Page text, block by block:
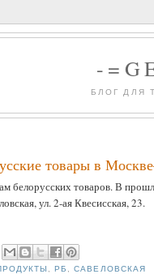
-
БЛОГ ДЛЯ
товары в
белорусских товаров. В
ул. 2-ая Квесисская, 23.
,РБ ,САВЕЛОВСКАЯ